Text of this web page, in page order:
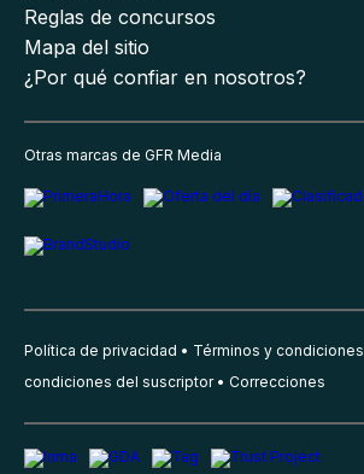
Reglas de concursos
Mapa del sitio
¿Por qué confiar en nosotros?
Otras marcas de GFR Media
Política de privacidad Términos y condiciones
condiciones del suscriptor
Correcciones